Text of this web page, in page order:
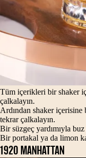
Tüm içerikleri bir shaker
çalkalayın.
Ardından shaker
tekrar çalkalayın.
Bir süzgeç yardımıyla
Bir portakal ya da limon
1920 MANHATTAN